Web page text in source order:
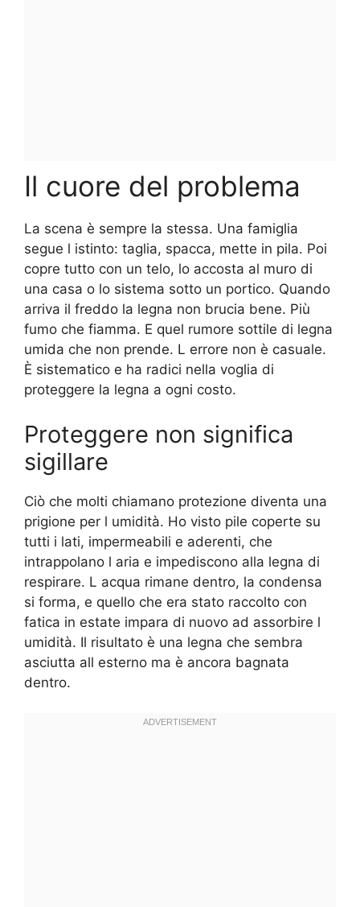
Il cuore del problema
La scena è sempre la stessa. Una famiglia
segue l istinto: taglia, spacca, mette in pila. Poi
copre tutto con un telo, lo accosta al muro di
una casa o lo sistema sotto un portico. Quando
arriva il freddo la legna non brucia bene. Più
fumo che fiamma. E quel rumore sottile di legna
umida che non prende. L errore non è casuale.
È sistematico e ha radici nella voglia di
proteggere la legna a ogni costo.
Proteggere non significa
sigillare
Ciò che molti chiamano protezione diventa una
prigione per l umidità. Ho visto pile coperte su
tutti i lati, impermeabili e aderenti, che
intrappolano l aria e impediscono alla legna di
respirare. L acqua rimane dentro, la condensa
si forma, e quello che era stato raccolto con
fatica in estate impara di nuovo ad assorbire l
umidità. Il risultato è una legna che sembra
asciutta all esterno ma è ancora bagnata
dentro.